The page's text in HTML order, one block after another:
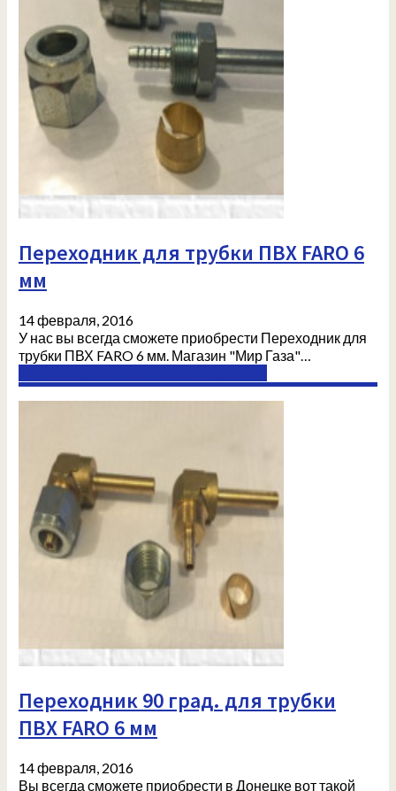
Переходник для трубки ПВХ FARO 6
мм
14 февраля, 2016
У нас вы всегда сможете приобрести Переходник для
трубки ПВХ FARO 6 мм. Магазин "Мир Газа"…
Переходник 90 град. для трубки
ПВХ FARO 6 мм
14 февраля, 2016
Вы всегда сможете приобрести в Донецке вот такой